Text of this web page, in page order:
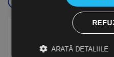
ARATĂ DETALIILE